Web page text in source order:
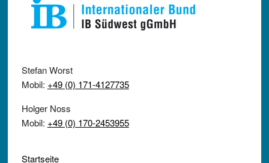
Stefan Worst
Mobil: +49 (0) 171-4127735
Holger Noss
Mobil: +49 (0) 170-2453955
Startseite